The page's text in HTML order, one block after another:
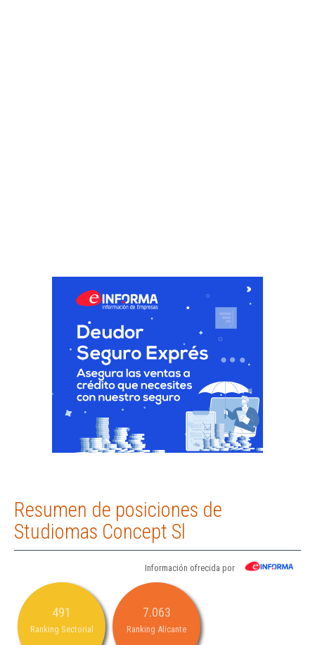
Resumen de posiciones de
Studiomas Concept Sl
Información ofrecida por
491
Ranking Sectorial
7.063
Ranking Alicante